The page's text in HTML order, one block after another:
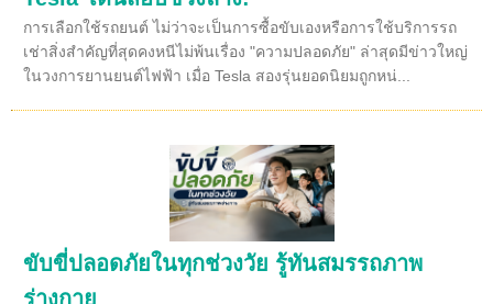
การเลือกใช้รถยนต์ ไม่ว่าจะเป็นการซื้อขับเองหรือการใช้บริการรถ
เช่าสิ่งสำคัญที่สุดคงหนีไม่พ้นเรื่อง "ความปลอดภัย" ล่าสุดมีข่าวใหญ่
ในวงการยานยนต์ไฟฟ้า เมื่อ Tesla สองรุ่นยอดนิยมถูกหน่...
ขับขี่ปลอดภัยในทุกช่วงวัย รู้ทันสมรรถภาพ
ร่างกาย